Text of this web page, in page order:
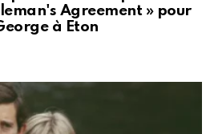
Agreement » pour
à Eton